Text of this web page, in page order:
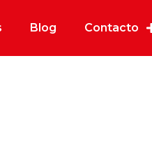
Blog Contacto